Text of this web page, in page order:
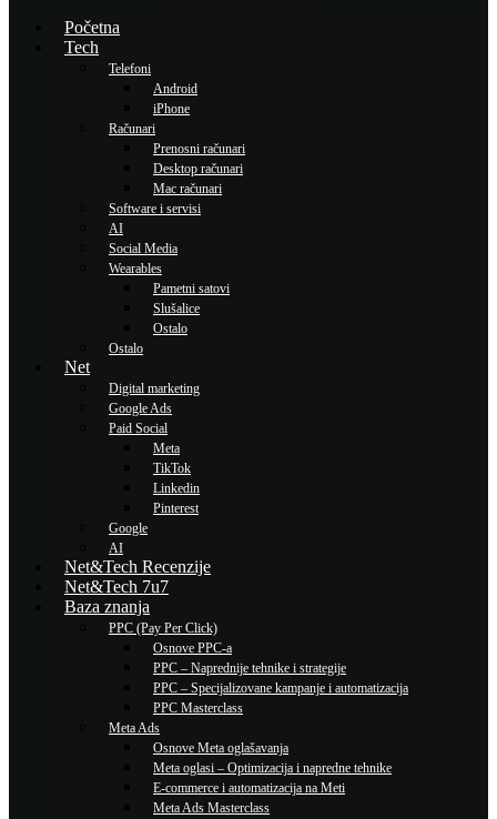
Početna
Tech
Telefoni
Android
iPhone
Računari
Prenosni računari
Desktop računari
Mac računari
Software i servisi
AI
Social Media
Wearables
Pametni satovi
Slušalice
Ostalo
Ostalo
Net
Digital marketing
Google Ads
Paid Social
Meta
TikTok
Linkedin
Pinterest
Google
AI
Net&Tech Recenzije
Net&Tech 7u7
Baza znanja
PPC (Pay Per Click)
Osnove PPC-a
PPC – Naprednije tehnike i strategije
PPC – Specijalizovane kampanje i automatizacija
PPC Masterclass
Meta Ads
Osnove Meta oglašavanja
Meta oglasi – Optimizacija i napredne tehnike
E-commerce i automatizacija na Meti
Meta Ads Masterclass